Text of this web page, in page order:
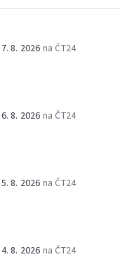
7. 8. 2026 na ČT24
6. 8. 2026 na ČT24
5. 8. 2026 na ČT24
4. 8. 2026 na ČT24